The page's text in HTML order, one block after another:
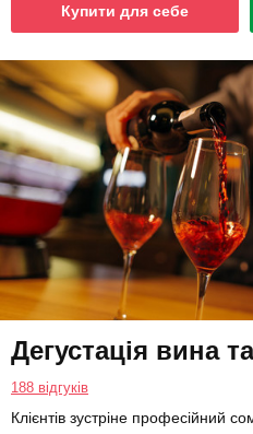
Купити для себе
Дегустація вина
188 відгуків
Клієнтів зустріне професійний